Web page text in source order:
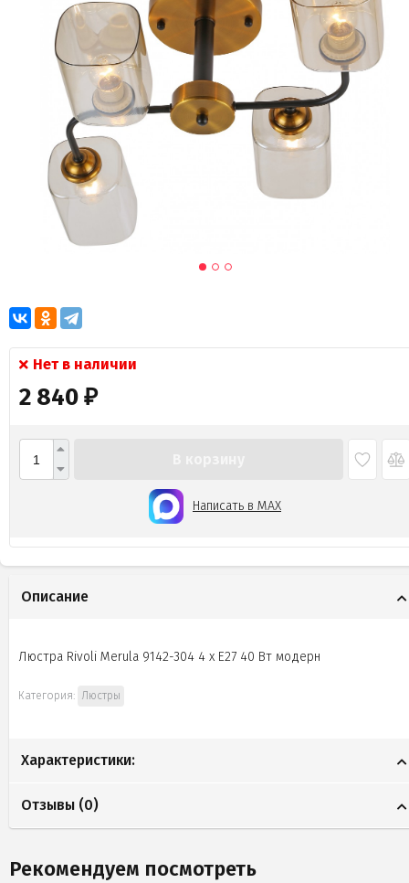
Нет в наличии
2 840 ₽
Написать в MAX
Описание
Люстра Rivoli Merula 9142-304 4 х Е27 40 Вт модерн
Категория: Люстры
Характеристики:
Отзывы (0)
Рекомендуем посмотреть